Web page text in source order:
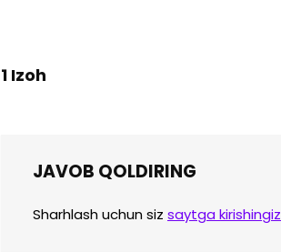
1 Izoh
JAVOB QOLDIRING
Sharhlash uchun siz saytga kirishingiz